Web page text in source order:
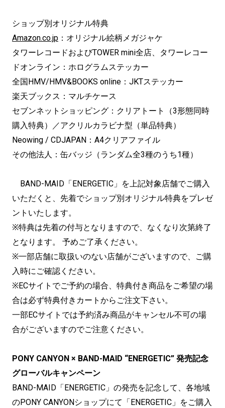
ショップ別オリジナル特典
Amazon.co.jp ：オリジナル絵柄メガジャケ
タワーレコードおよびTOWER mini全店、タワーレコー
ドオンライン：ホログラムステッカー
全国HMV/HMV&BOOKS online：JKTステッカー
楽天ブックス：マルチケース
セブンネットショッピング：クリアトート（3形態同時
購入特典）／アクリルカラビナ型（単品特典）
Neowing / CDJAPAN：A4クリアファイル
その他法人：缶バッジ（ランダム全3種のうち1種）
BAND-MAID「ENERGETIC」を上記対象店舗でご購入
いただくと、先着でショップ別オリジナル特典をプレゼ
ントいたします。
※特典は先着の付与となりますので、なくなり次第終了
となります。 予めご了承ください。
※一部店舗に取扱いのない店舗がございますので、ご購
入時にご確認ください。
※ECサイトでご予約の場合、特典付き商品をご希望の場
合は必ず特典付きカートからご注文下さい。
一部ECサイトでは予約済み商品がキャンセル不可の場
合がございますのでご注意ください。
PONY CANYON × BAND-MAID “ENERGETIC” 発売記念
グローバルキャンペーン
BAND-MAID「ENERGETIC」の発売を記念して、各地域
のPONY CANYONショップにて「ENERGETIC」をご購入